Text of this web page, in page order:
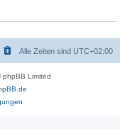
Alle Zeiten sind UTC+02:00
Limited